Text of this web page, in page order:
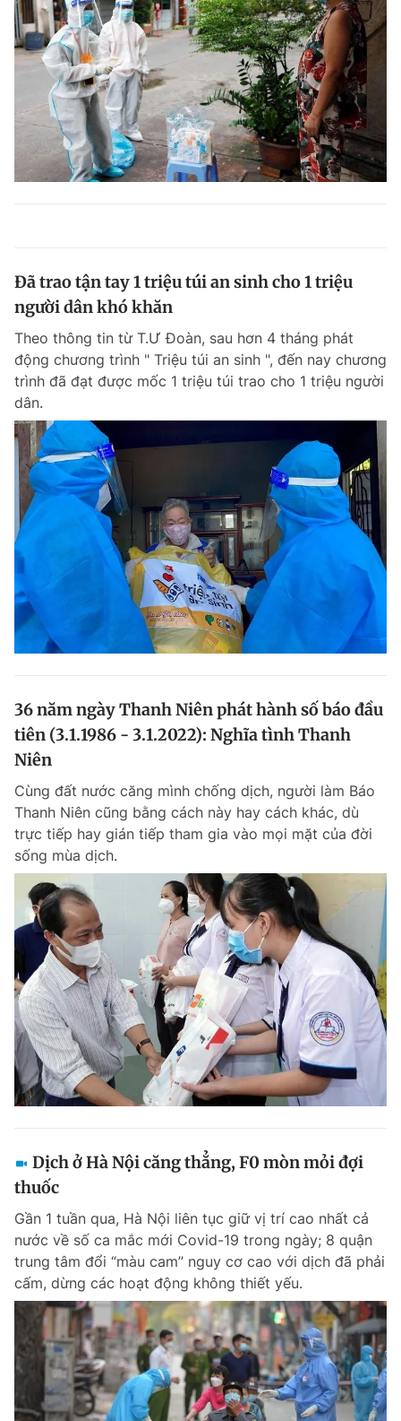
Đã trao tận tay 1 triệu túi an sinh cho 1 triệu
người dân khó khăn
Theo thông tin từ T.Ư Đoàn, sau hơn 4 tháng phát
động chương trình " Triệu túi an sinh ", đến nay chương
trình đã đạt được mốc 1 triệu túi trao cho 1 triệu người
dân.
36 năm ngày Thanh Niên phát hành số báo đầu
tiên (3.1.1986 - 3.1.2022): Nghĩa tình Thanh
Niên
Cùng đất nước căng mình chống dịch, người làm Báo
Thanh Niên cũng bằng cách này hay cách khác, dù
trực tiếp hay gián tiếp tham gia vào mọi mặt của đời
sống mùa dịch.
Dịch ở Hà Nội căng thẳng, F0 mòn mỏi đợi
thuốc
Gần 1 tuần qua, Hà Nội liên tục giữ vị trí cao nhất cả
nước về số ca mắc mới Covid-19 trong ngày; 8 quận
trung tâm đổi “màu cam” nguy cơ cao với dịch đã phải
cấm, dừng các hoạt động không thiết yếu.